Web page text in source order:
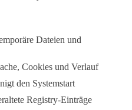
Dateien und
Cookies und Verlauf
den Systemstart
Registry-Einträge